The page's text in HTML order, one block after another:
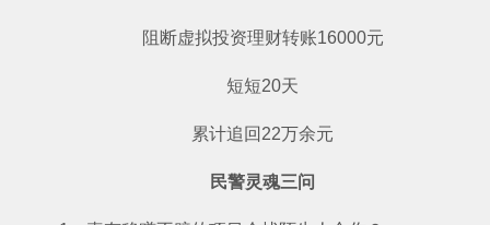
阻断虚拟投资理财转账16000元
短短20天
累计追回22万余元
民警灵魂三问